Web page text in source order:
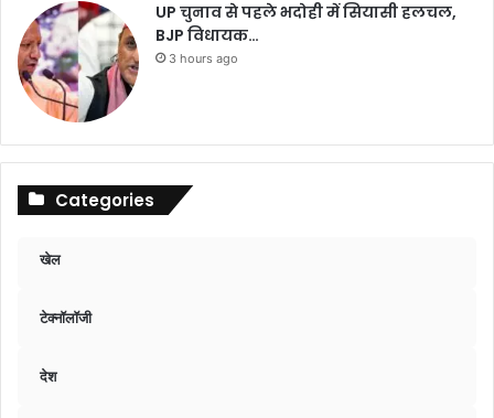
UP चुनाव से पहले भदोही में सियासी हलचल,
BJP विधायक…
3 hours ago
Categories
खेल
टेक्नॉलॉजी
देश